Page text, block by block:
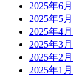
2025年6月
2025年5月
2025年4月
2025年3月
2025年2月
2025年1月